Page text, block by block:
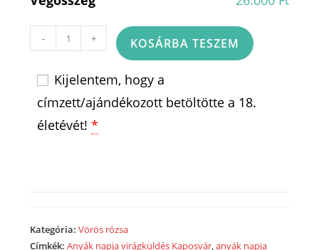
rózsa
pezsgővel,
csokival-
Red
.
VR1025
- + KOSÁRBA TESZEM
Kijelentem, hogy a
címzett/ajándékozott betöltötte a 18.
életévét! *
Kategória:Vörös rózsa
Címkék:Anyák napja virágküldés Kaposvár ,anyák napja